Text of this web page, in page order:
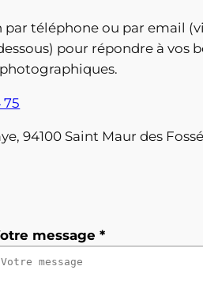
par téléphone ou par email
pour répondre à vos
75
94100 Saint Maur des
message *